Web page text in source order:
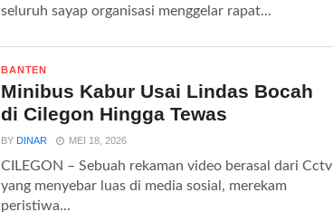
seluruh sayap organisasi menggelar rapat...
BANTEN
Minibus Kabur Usai Lindas Bocah
di Cilegon Hingga Tewas
BY DINAR MEI 18, 2026
CILEGON – Sebuah rekaman video berasal dari Cctv
yang menyebar luas di media sosial, merekam
peristiwa...